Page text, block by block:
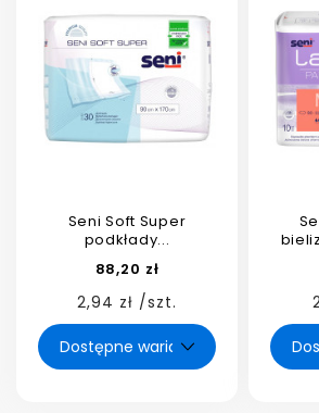
Seni Soft Super
podkłady...
88,20 zł
2,94 zł /szt.